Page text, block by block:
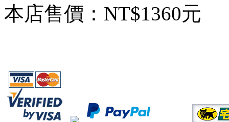
本店售價： NT$1360元